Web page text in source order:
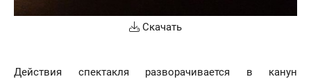
Скачать
Действия спектакля разворачивается в канун